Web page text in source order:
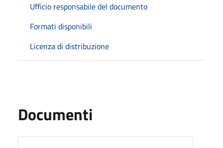
Ufficio responsabile del documento
Formati disponibili
Licenza di distribuzione
Documenti